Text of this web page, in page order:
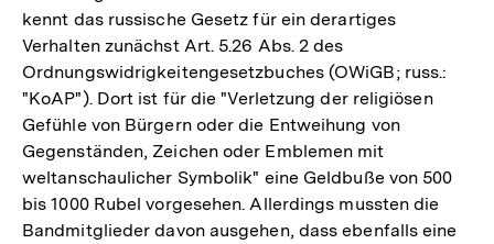
kennt das russische Gesetz für ein derartiges
Verhalten zunächst Art. 5.26 Abs. 2 des
Ordnungswidrigkeitengesetzbuches (OWiGB; russ.:
"KoAP"). Dort ist für die "Verletzung der religiösen
Gefühle von Bürgern oder die Entweihung von
Gegenständen, Zeichen oder Emblemen mit
weltanschaulicher Symbolik" eine Geldbuße von 500
bis 1000 Rubel vorgesehen. Allerdings mussten die
Bandmitglieder davon ausgehen, dass ebenfalls eine